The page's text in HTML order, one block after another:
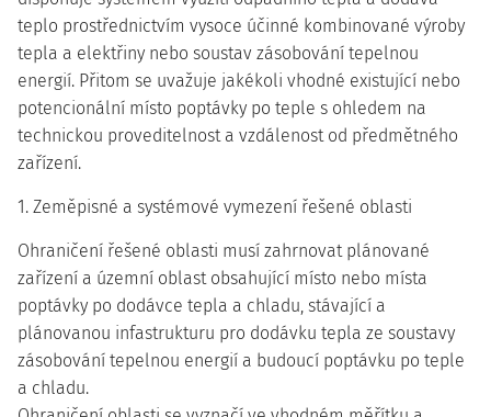
teplo prostřednictvím vysoce účinné kombinované výroby
tepla a elektřiny nebo soustav zásobování tepelnou
energií. Přitom se uvažuje jakékoli vhodné existující nebo
potencionální místo poptávky po teple s ohledem na
technickou proveditelnost a vzdálenost od předmětného
zařízení.
1. Zeměpisné a systémové vymezení řešené oblasti
Ohraničení řešené oblasti musí zahrnovat plánované
zařízení a územní oblast obsahující místo nebo místa
poptávky po dodávce tepla a chladu, stávající a
plánovanou infastrukturu pro dodávku tepla ze soustavy
zásobování tepelnou energií a budoucí poptávku po teple
a chladu.